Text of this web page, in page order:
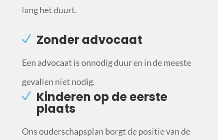
lang het duurt.
Zonder advocaat
Een advocaat is onnodig duur en in de meeste
gevallen niet nodig.
Kinderen op de eerste
plaats
Ons ouderschapsplan borgt de positie van de